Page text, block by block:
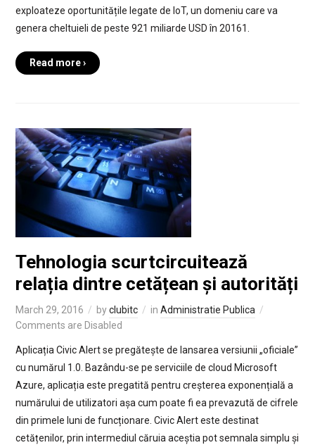
exploateze oportunitățile legate de IoT, un domeniu care va
genera cheltuieli de peste 921 miliarde USD în 20161.
Read more ›
Tehnologia scurtcircuitează
relația dintre cetățean și autorități
March 29, 2016 byclubitc in Administratie Publica
Comments are Disabled
Aplicația Civic Alert se pregătește de lansarea versiunii „oficiale”
cu numărul 1.0. Bazându-se pe serviciile de cloud Microsoft
Azure, aplicația este pregatită pentru creșterea exponențială a
numărului de utilizatori așa cum poate fi ea prevazută de cifrele
din primele luni de funcționare. Civic Alert este destinat
cetățenilor, prin intermediul căruia aceștia pot semnala simplu și